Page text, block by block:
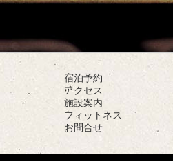
宿泊予約
アクセス
施設案内
フィットネス
お問合せ